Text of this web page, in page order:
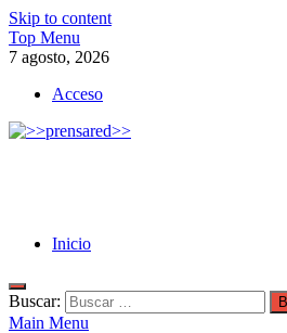
Skip to content
Top Menu
7 agosto, 2026
Acceso
Inicio
Buscar:
Main Menu